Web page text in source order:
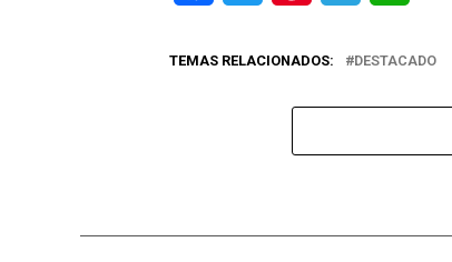
TEMAS RELACIONADOS: DESTACADO